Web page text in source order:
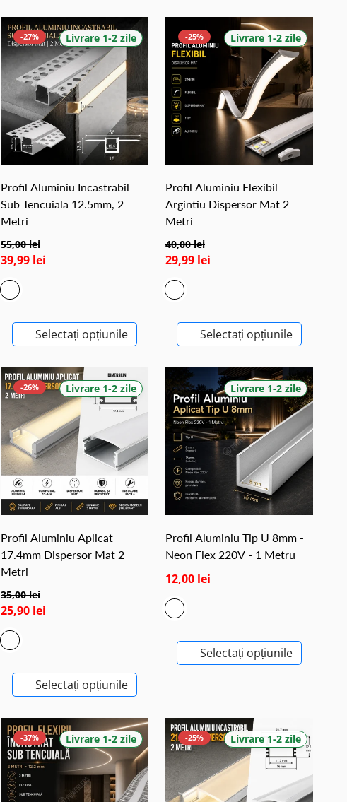
Livrare 1-2 zile
-27%
Profil Aluminiu Incastrabil
Sub Tencuiala 12.5mm, 2
Metri
55,00 lei
39,99 lei
Selectați opțiunile
Livrare 1-2 zile
-25%
Profil Aluminiu Flexibil
Argintiu Dispersor Mat 2
Metri
40,00 lei
29,99 lei
Selectați opțiunile
Livrare 1-2 zile
-26%
Profil Aluminiu Aplicat
17.4mm Dispersor Mat 2
Metri
35,00 lei
25,90 lei
Selectați opțiunile
Livrare 1-2 zile
Profil Aluminiu Tip U 8mm -
Neon Flex 220V - 1 Metru
12,00 lei
Selectați opțiunile
Livrare 1-2 zile
-37% Livrare 1-2 zile
-25%